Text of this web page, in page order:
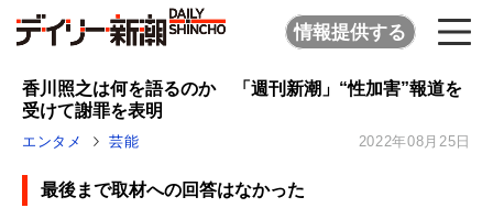
情報提供する
香川照之は何を語るのか 「週刊新潮」“性加害”報道を
受けて謝罪を表明
エンタメ 芸能 2022年08月25日
最後まで取材への回答はなかった